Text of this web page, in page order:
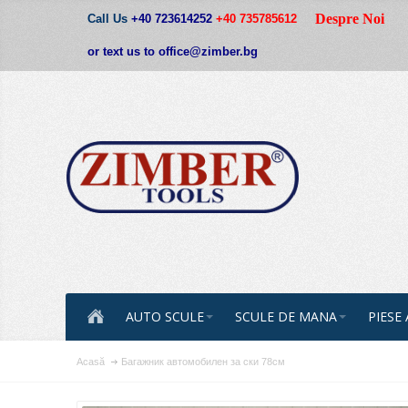
Call Us +40 723614252 +40 735785612
or text us to office@zimber.bg
Despre Noi
AUTO SCULE SCULE DE MANA
Acasă Багажник автомобилен за ски 78см